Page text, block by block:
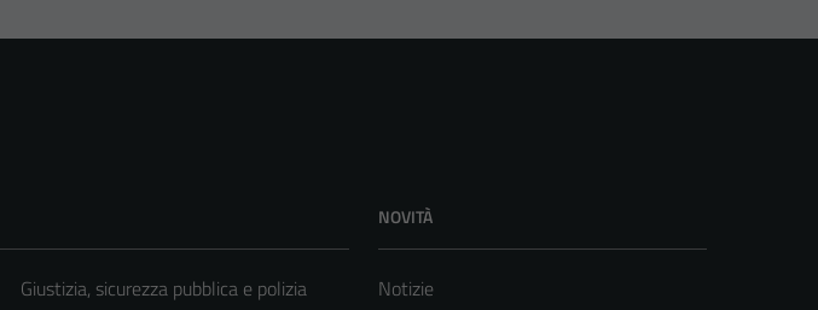
Giustizia, sicurezza pubblica e polizia
NOVITÀ
Notizie